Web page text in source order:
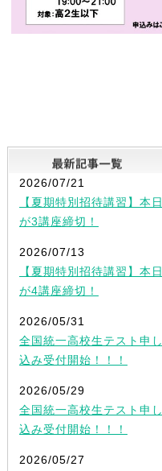
2026/07/21
【夏期特別招待講習】本日
が3講座締切！
2026/07/13
【夏期特別招待講習】本日
が4講座締切！
2026/05/31
全国統一高校生テスト申し
込み受付開始！！！
2026/05/29
全国統一高校生テスト申し
込み受付開始！！！
2026/05/27